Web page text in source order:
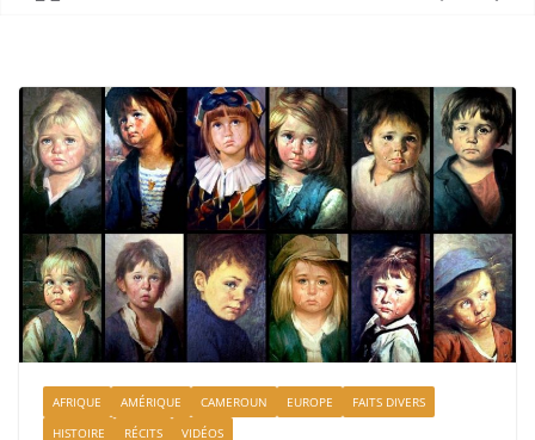
AFRIQUE AMÉRIQUE CAMEROUN EUROPE
FAITS DIVERS
HISTOIRE
RÉCITS VIDÉOS